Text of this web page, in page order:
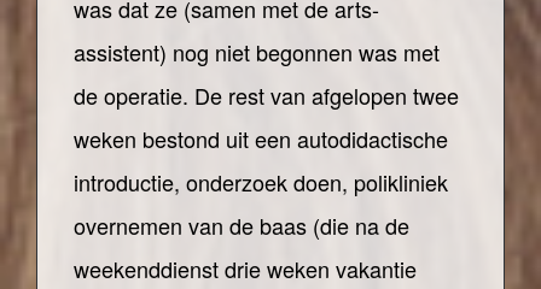
was dat ze (samen met de arts-
assistent) nog niet begonnen was met
de operatie. De rest van afgelopen twee
weken bestond uit een autodidactische
introductie, onderzoek doen, polikliniek
overnemen van de baas (die na de
weekenddienst drie weken vakantie